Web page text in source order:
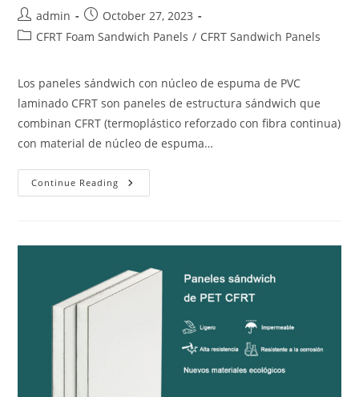
Post
author:
admin
Post
published:
October 27, 2023
PostCFRT Foam Sandwich Panels / CFRT Sandwich Panels
Los paneles sándwich con núcleo de espuma de PVC
laminado CFRT son paneles de estructura sándwich que
combinan CFRT (termoplástico reforzado con fibra continua)
con material de núcleo de espuma…
Continue Reading Panel
Emparedado